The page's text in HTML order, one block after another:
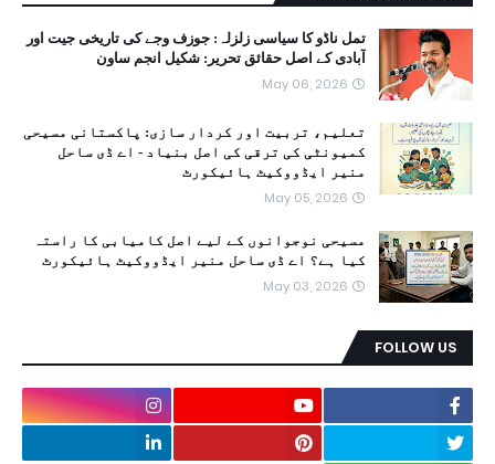
تمل ناڈو کا سیاسی زلزلہ: جوزف وجے کی تاریخی جیت اور
آبادی کے اصل حقائق تحریر: شکیل انجم ساون
May 06, 2026
تعلیم، تربیت اور کردار سازی: پاکستانی مسیحی
کمیونٹی کی ترقی کی اصل بنیاد - اے ڈی ساحل
منیر ایڈووکیٹ ہائیکورٹ
May 05, 2026
مسیحی نوجوانوں کے لیے اصل کامیابی کا راستہ
کیا ہے؟ اے ڈی ساحل منیر ایڈووکیٹ ہائیکورٹ
May 03, 2026
FOLLOW US